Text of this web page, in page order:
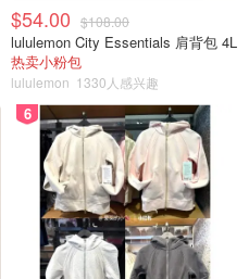
$54.00 $108.00
lululemon City Essentials 肩背包 4L
热卖小粉包
lululemon 1330人感兴趣
6